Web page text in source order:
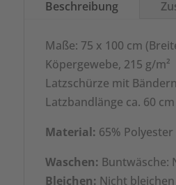
Beschreibung
Maße: 75 x 100 cm
Köpergewebe, 215 g/m²
Latzschürze mit
Latzbandlänge ca. 60 cm
Material: 65%
Waschen: Buntwäsche:
Bleichen: Nicht bleichen